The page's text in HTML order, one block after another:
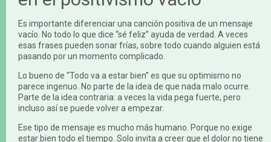
Es importante diferenciar una canción positiva de un mensaje
vacío. No todo lo que dice “sé feliz” ayuda de verdad. A veces
esas frases pueden sonar frías, sobre todo cuando alguien está
pasando por un momento complicado.
Lo bueno de “Todo va a estar bien” es que su optimismo no
parece ingenuo. No parte de la idea de que nada malo ocurre.
Parte de la idea contraria: a veces la vida pega fuerte, pero
incluso así se puede volver a empezar.
Ese tipo de mensaje es mucho más humano. Porque no exige
estar bien todo el tiempo. Solo invita a creer que el dolor no tiene